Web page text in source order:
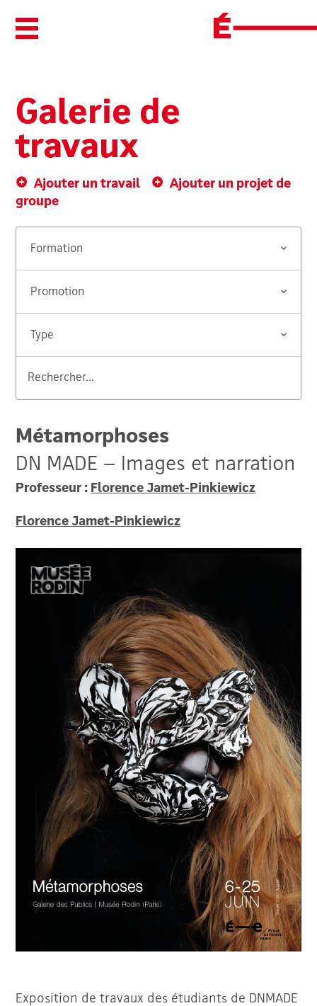
Ouvrir/Fermer le menu
Galerie de
travaux
Ajouter un travail
Ajouter un projet de
groupe
Métamorphoses
DN MADE – Images et narration
Professeur : Florence Jamet-Pinkiewicz
Florence Jamet-Pinkiewicz
Exposition de travaux des étudiants de DNMADE